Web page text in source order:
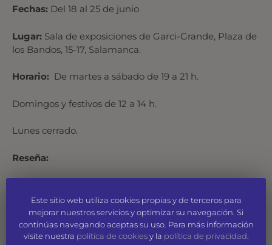
Fechas: Del 18 al 25 de junio
Lugar: Sala de exposiciones de Garci-Grande, Plaza de
los Bandos, 15-17, Salamanca.
Horario: De martes a sábado de 19 a 21 h.
Domingos y festivos de 12 a 14 h.
Lunes cerrado.
Reseña:
la Fundación Caja Duero, presenta su exposición de
final de un curso que ha tenido la vista puesta en
incorporar nuevas actividades a los programas
establecidos, aportando en lo posible una visión de un
Este sitio web utiliza cookies propias y de terceros para
mejorar nuestros servicios y optimizar su navegación. Si
continúas navegando aceptas su uso. Para más información
visite nuestra política de cookiesy la política de privacidad